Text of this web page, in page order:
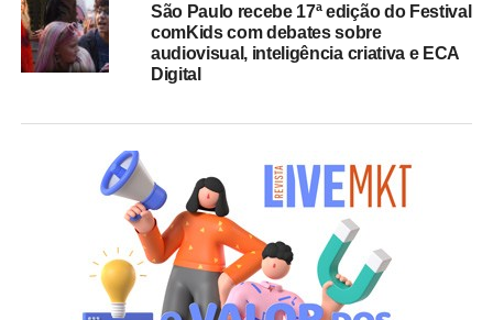
São Paulo recebe 17ª edição do Festival
comKids com debates sobre
audiovisual, inteligência criativa e ECA
Digital